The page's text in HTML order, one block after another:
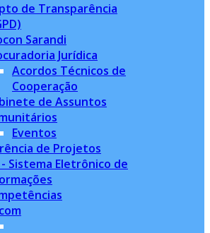
de Transparência
Sarandi
Jurídica
Acordos Técnicos de
Cooperação
de Assuntos
Eventos
de Projetos
- Sistema Eletrônico de